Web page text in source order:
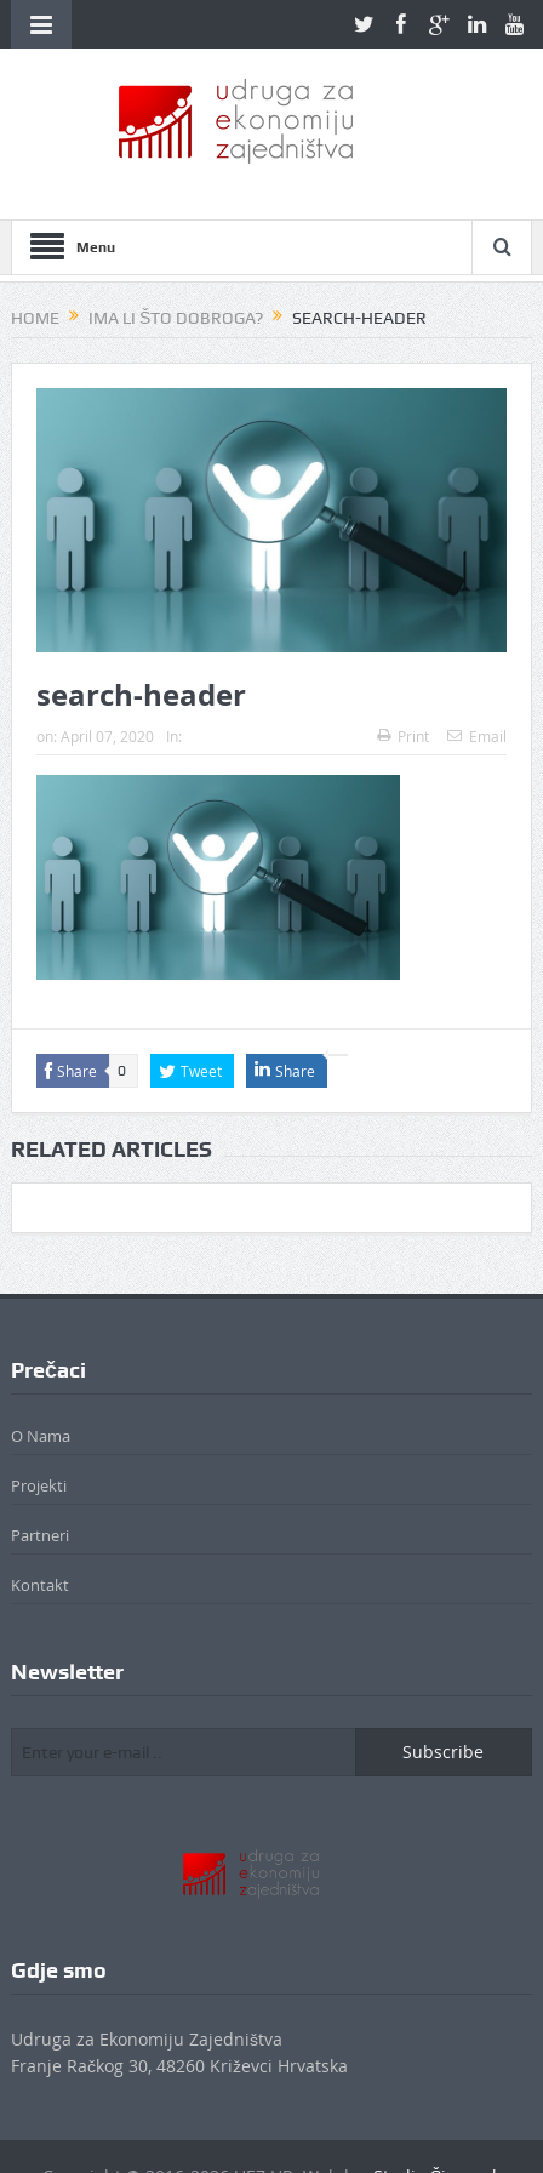
Menu
HOME IMA LI ŠTO DOBROGA? SEARCH-HEADER
search-header
on: April 07, 2020 In: Print Email
Share 0 Tweet Share
RELATED ARTICLES
Prečaci
O Nama
Projekti
Partneri
Kontakt
Newsletter
Subscribe
Gdje smo
Udruga za Ekonomiju Zajedništva
Franje Račkog 30, 48260 Križevci Hrvatska